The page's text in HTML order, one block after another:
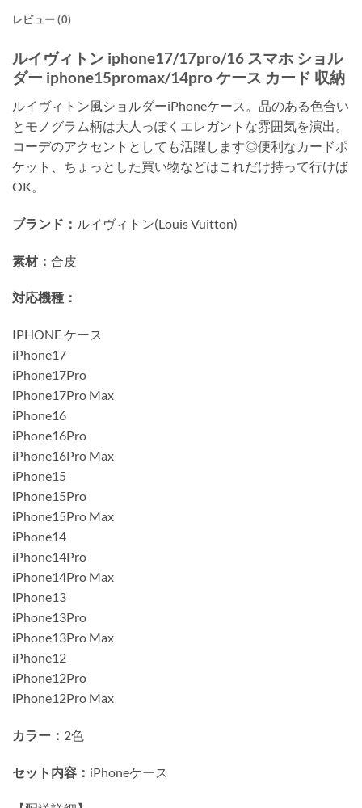
レビュー (0)
ルイヴィトン iphone17/17pro/16 スマホ ショル
ダー iphone15promax/14pro ケース カード 収納
ルイヴィトン風ショルダーiPhoneケース。品のある色合い
とモノグラム柄は大人っぽくエレガントな雰囲気を演出。
コーデのアクセントとしても活躍します◎便利なカードポ
ケット、ちょっとした買い物などはこれだけ持って行けば
OK。
ブランド： ルイヴィトン(Louis Vuitton)
素材： 合皮
対応機種：
IPHONE ケース
iPhone17
iPhone17Pro
iPhone17Pro Max
iPhone16
iPhone16Pro
iPhone16Pro Max
iPhone15
iPhone15Pro
iPhone15Pro Max
iPhone14
iPhone14Pro
iPhone14Pro Max
iPhone13
iPhone13Pro
iPhone13Pro Max
iPhone12
iPhone12Pro
iPhone12Pro Max
カラー： 2色
セット内容： iPhoneケース